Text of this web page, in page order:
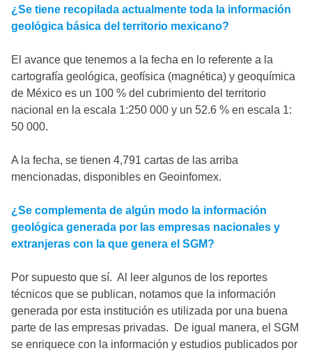
¿Se tiene recopilada actualmente toda la información
geológica básica del territorio mexicano?
El avance que tenemos a la fecha en lo referente a la
cartografía geológica, geofísica (magnética) y geoquímica
de México es un 100 % del cubrimiento del territorio
nacional en la escala 1:250 000 y un 52.6 % en escala 1:
50 000.
A la fecha, se tienen 4,791 cartas de las arriba
mencionadas, disponibles en Geoinfomex.
¿Se complementa de algún modo la información
geológica generada por las empresas nacionales y
extranjeras con la que genera el SGM?
Por supuesto que sí. Al leer algunos de los reportes
técnicos que se publican, notamos que la información
generada por esta institución es utilizada por una buena
parte de las empresas privadas. De igual manera, el SGM
se enriquece con la información y estudios publicados por